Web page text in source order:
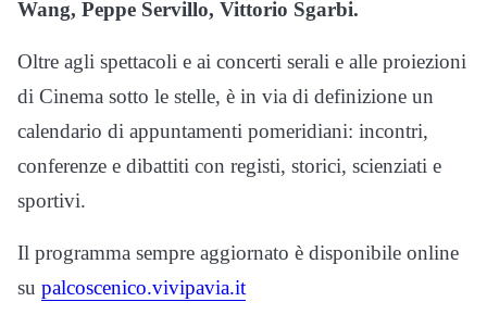
Wang, Peppe Servillo, Vittorio Sgarbi.
Oltre agli spettacoli e ai concerti serali e alle proiezioni
di Cinema sotto le stelle, è in via di definizione un
calendario di appuntamenti pomeridiani: incontri,
conferenze e dibattiti con registi, storici, scienziati e
sportivi.
Il programma sempre aggiornato è disponibile online
su palcoscenico.vivipavia.it